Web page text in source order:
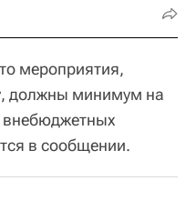
мероприятия,
должны минимум на
внебюджетных
в сообщении.